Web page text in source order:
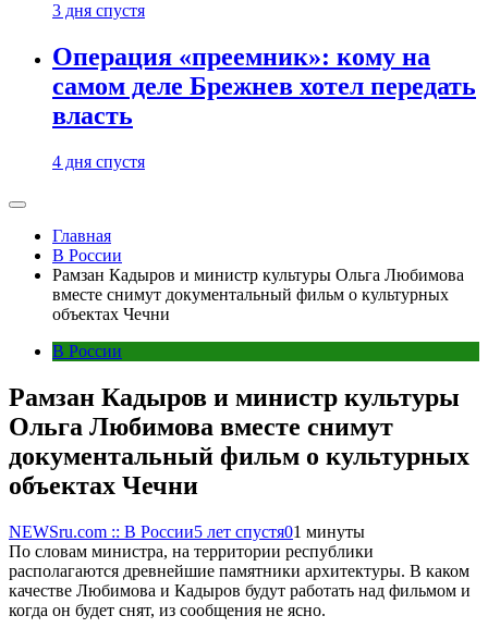
3 дня спустя
Операция «преемник»: кому на
самом деле Брежнев хотел передать
власть
4 дня спустя
Главная
В России
Рамзан Кадыров и министр культуры Ольга Любимова
вместе снимут документальный фильм о культурных
объектах Чечни
В России
Рамзан Кадыров и министр культуры
Ольга Любимова вместе снимут
документальный фильм о культурных
объектах Чечни
NEWSru.com :: В России5 лет спустя01 минуты
По словам министра, на территории республики
располагаются древнейшие памятники архитектуры. В каком
качестве Любимова и Кадыров будут работать над фильмом и
когда он будет снят, из сообщения не ясно.